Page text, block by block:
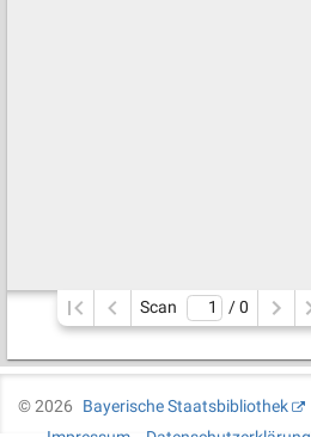
Scan / 0
©2026
Bayerische Staatsbibliothek